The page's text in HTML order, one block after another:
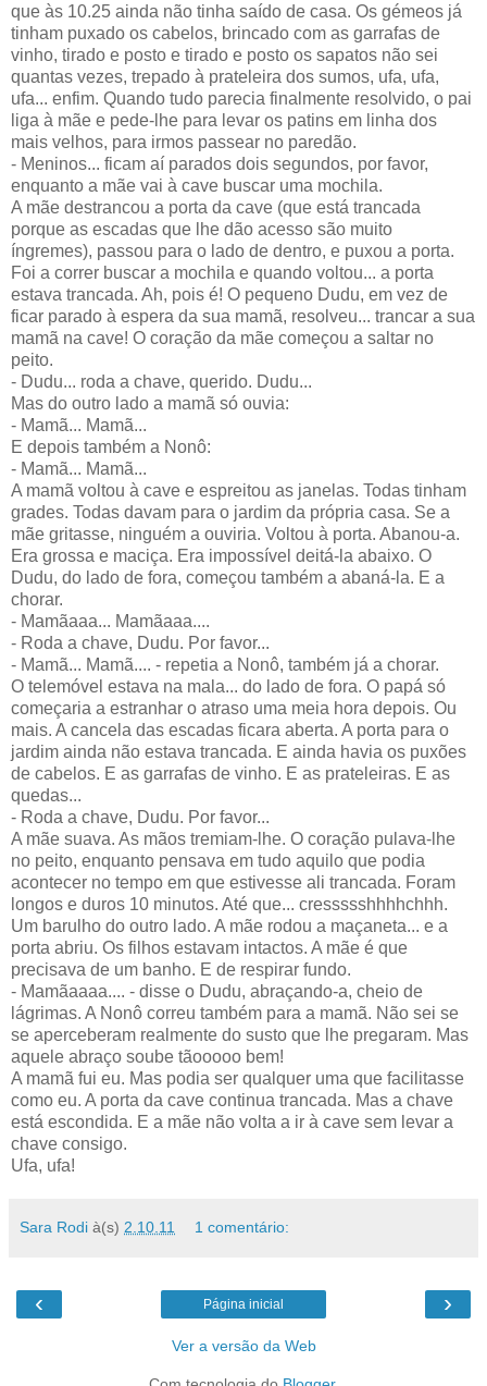
que às 10.25 ainda não tinha saído de casa. Os gémeos já
tinham puxado os cabelos, brincado com as garrafas de
vinho, tirado e posto e tirado e posto os sapatos não sei
quantas vezes, trepado à prateleira dos sumos, ufa, ufa,
ufa... enfim. Quando tudo parecia finalmente resolvido, o pai
liga à mãe e pede-lhe para levar os patins em linha dos
mais velhos, para irmos passear no paredão.
- Meninos... ficam aí parados dois segundos, por favor,
enquanto a mãe vai à cave buscar uma mochila.
A mãe destrancou a porta da cave (que está trancada
porque as escadas que lhe dão acesso são muito
íngremes), passou para o lado de dentro, e puxou a porta.
Foi a correr buscar a mochila e quando voltou... a porta
estava trancada. Ah, pois é! O pequeno Dudu, em vez de
ficar parado à espera da sua mamã, resolveu... trancar a sua
mamã na cave! O coração da mãe começou a saltar no
peito.
- Dudu... roda a chave, querido. Dudu...
Mas do outro lado a mamã só ouvia:
- Mamã... Mamã...
E depois também a Nonô:
- Mamã... Mamã...
A mamã voltou à cave e espreitou as janelas. Todas tinham
grades. Todas davam para o jardim da própria casa. Se a
mãe gritasse, ninguém a ouviria. Voltou à porta. Abanou-a.
Era grossa e maciça. Era impossível deitá-la abaixo. O
Dudu, do lado de fora, começou também a abaná-la. E a
chorar.
- Mamãaaa... Mamãaaa....
- Roda a chave, Dudu. Por favor...
- Mamã... Mamã.... - repetia a Nonô, também já a chorar.
O telemóvel estava na mala... do lado de fora. O papá só
começaria a estranhar o atraso uma meia hora depois. Ou
mais. A cancela das escadas ficara aberta. A porta para o
jardim ainda não estava trancada. E ainda havia os puxões
de cabelos. E as garrafas de vinho. E as prateleiras. E as
quedas...
- Roda a chave, Dudu. Por favor...
A mãe suava. As mãos tremiam-lhe. O coração pulava-lhe
no peito, enquanto pensava em tudo aquilo que podia
acontecer no tempo em que estivesse ali trancada. Foram
longos e duros 10 minutos. Até que... cressssshhhhchhh.
Um barulho do outro lado. A mãe rodou a maçaneta... e a
porta abriu. Os filhos estavam intactos. A mãe é que
precisava de um banho. E de respirar fundo.
- Mamãaaaa.... - disse o Dudu, abraçando-a, cheio de
lágrimas. A Nonô correu também para a mamã. Não sei se
se aperceberam realmente do susto que lhe pregaram. Mas
aquele abraço soube tãooooo bem!
A mamã fui eu. Mas podia ser qualquer uma que facilitasse
como eu. A porta da cave continua trancada. Mas a chave
está escondida. E a mãe não volta a ir à cave sem levar a
chave consigo.
Ufa, ufa!
Sara Rodi à(s) 2.10.11 1 comentário:
‹ ›
Página inicial
Ver a versão da Web